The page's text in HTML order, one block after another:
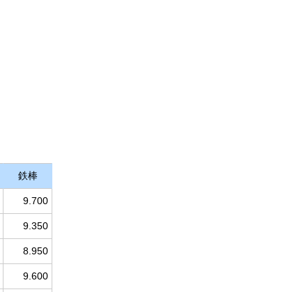
鉄棒
9.700
9.350
8.950
9.600